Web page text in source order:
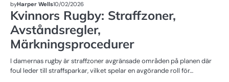
byHarper Wells10/02/2026
Kvinnors Rugby: Straffzoner,
Avståndsregler,
Märkningsprocedurer
I damernas rugby är straffzoner avgränsade områden på planen där
foul leder till straffsparkar, vilket spelar en avgörande roll för…